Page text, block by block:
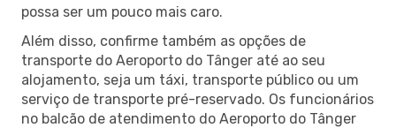
possa ser um pouco mais caro.
Além disso, confirme também as opções de
transporte do Aeroporto do Tânger até ao seu
alojamento, seja um táxi, transporte público ou um
serviço de transporte pré-reservado. Os funcionários
no balcão de atendimento do Aeroporto do Tânger